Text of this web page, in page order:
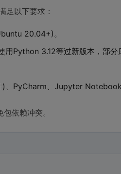
足以下要求：
20.04+)。
用Python 3.12等过新版本，部分
)、PyCharm、Jupyter Notebook
依赖冲突。